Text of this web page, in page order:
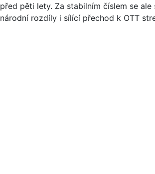
před pěti lety. Za stabilním číslem se
národní rozdíly i sílící přechod k OTT